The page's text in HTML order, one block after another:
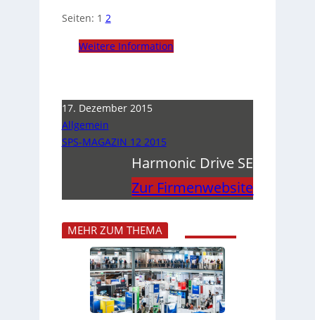
Seiten: 1 2
Weitere Information
17. Dezember 2015
Allgemein
SPS-MAGAZIN 12 2015
Harmonic Drive SE
Zur Firmenwebsite
MEHR ZUM THEMA